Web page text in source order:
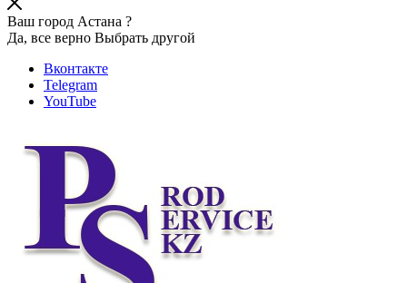
Ваш город Астана ?
Да, все верно Выбрать другой
Вконтакте
Telegram
YouTube